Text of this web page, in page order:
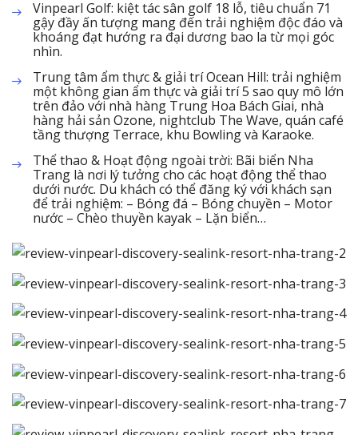
Vinpearl Golf: kiệt tác sân golf 18 lỗ, tiêu chuẩn 71
gậy đầy ấn tượng mang đến trải nghiệm độc đáo và
khoáng đạt hướng ra đại dương bao la từ mọi góc
nhìn.
Trung tâm ẩm thực & giải trí Ocean Hill: trải nghiệm
một không gian ẩm thực và giải trí 5 sao quy mô lớn
trên đảo với nhà hàng Trung Hoa Bách Giai, nhà
hàng hải sản Ozone, nightclub The Wave, quán café
tầng thượng Terrace, khu Bowling và Karaoke.
Thể thao & Hoạt động ngoài trời: Bãi biển Nha
Trang là nơi lý tưởng cho các hoạt động thể thao
dưới nước. Du khách có thể đăng ký với khách sạn
để trải nghiệm: – Bóng đá – Bóng chuyền – Motor
nước – Chèo thuyền kayak – Lặn biển…